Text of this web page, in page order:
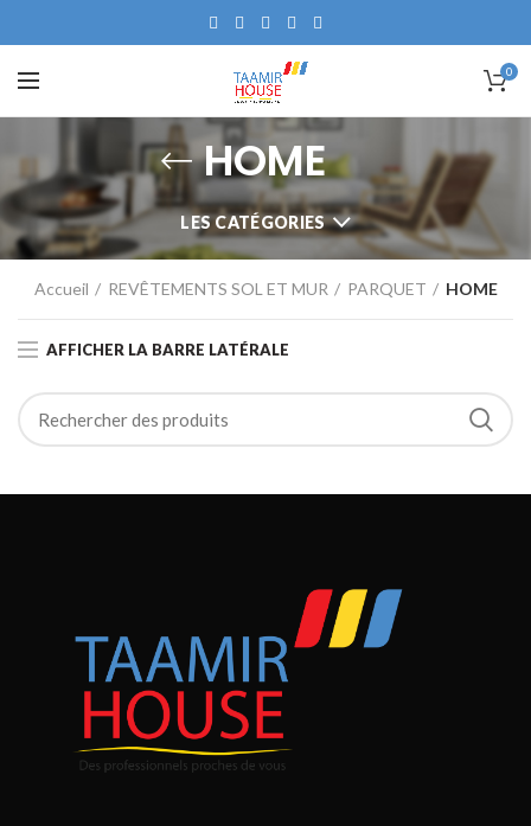
0
HOME
LES CATÉGORIES
Accueil REVÊTEMENTS SOL ET MUR PARQUET HOME
AFFICHER LA BARRE LATÉRALE